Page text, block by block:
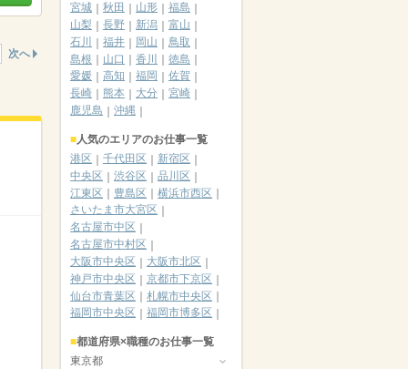
次へ
宮城
秋田 山形
福島
山梨
長野 新潟
富山
石川
福井 岡山
鳥取
島根
山口 香川
徳島
愛媛
高知 福岡
佐賀
長崎
熊本 大分
宮崎
鹿児島
沖縄
人気のエリアのお仕事一覧
港区
千代田区
新宿区
中央区
渋谷区
品川区
江東区
豊島区
横浜市西区
さいたま市大宮区
名古屋市中区
名古屋市中村区
大阪市中央区
大阪市北区
神戸市中央区
京都市下京区
仙台市青葉区
札幌市中央区
福岡市中央区
福岡市博多区
都道府県×職種のお仕事一覧
東京都